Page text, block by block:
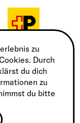
Transportpartner
zu
Durch
du dich
zu
du bitte